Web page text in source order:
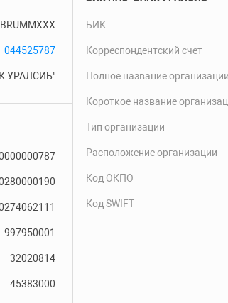
044525787
УРАЛСИБ"
997950001
32020814
45383000
БИК
Корреспондентский счет
Полное название организации
Короткое название
Тип организации
Расположение организации
Код ОКПО
Код SWIFT